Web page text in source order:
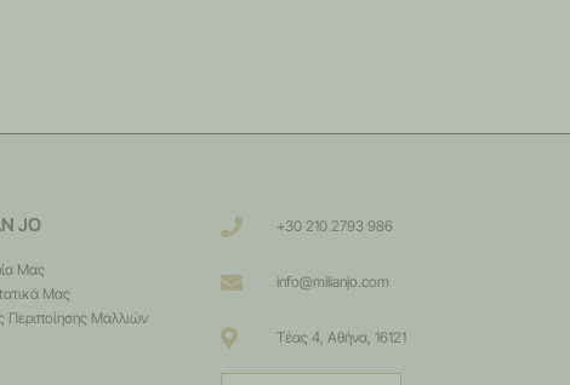
JO
Μας
Μας
Περιποίησης Μαλλιών
+30 210 2793 986
info@milianjo.com
Τέας 4, Αθήνα, 16121